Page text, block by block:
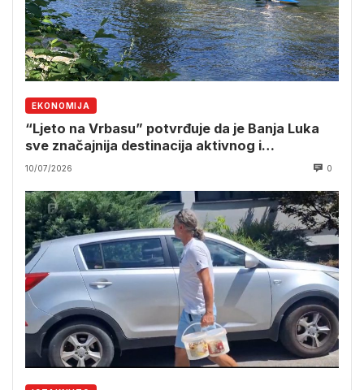
EKONOMIJA
“Ljeto na Vrbasu” potvrđuje da je Banja Luka
sve značajnija destinacija aktivnog i
manifestacionog turizma
10/07/2026 0